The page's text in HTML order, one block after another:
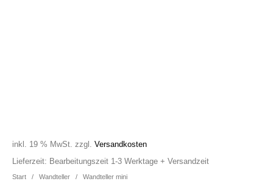
Start / Wandteller / Wandteller mini
inkl. 19 % MwSt. zzgl.Versandkosten
Lieferzeit: Bearbeitungszeit 1-3 Werktage + Versandzeit